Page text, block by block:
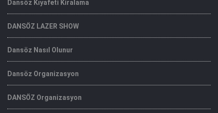
Dansöz Kıyafeti Kiralama
DANSÖZ LAZER SHOW
Dansöz Nasıl Olunur
Dansöz Organizasyon
DANSÖZ Organizasyon